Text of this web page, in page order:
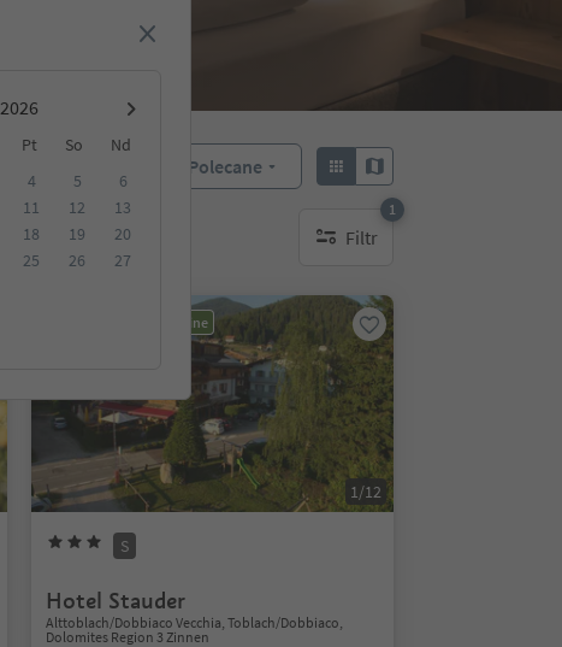
Pt So
Nd
4 5
6
11 12
13
18 19
20
25 26
27
Polecane
Filtr
1
1 aktywny filtr
Możliwość rezerwacji online
1/12
S
Hotel Stauder
Alttoblach/Dobbiaco Vecchia, Toblach/Dobbiaco,
Dolomites Region 3 Zinnen